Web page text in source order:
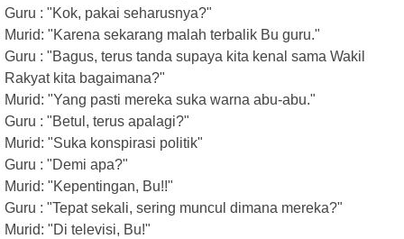
Guru : "Kok, pakai seharusnya?"
Murid: "Karena sekarang malah terbalik Bu guru."
Guru : "Bagus, terus tanda supaya kita kenal sama Wakil
Rakyat kita bagaimana?"
Murid: "Yang pasti mereka suka warna abu-abu."
Guru : "Betul, terus apalagi?"
Murid: "Suka konspirasi politik"
Guru : "Demi apa?"
Murid: "Kepentingan, Bu!!"
Guru : "Tepat sekali, sering muncul dimana mereka?"
Murid: "Di televisi, Bu!"